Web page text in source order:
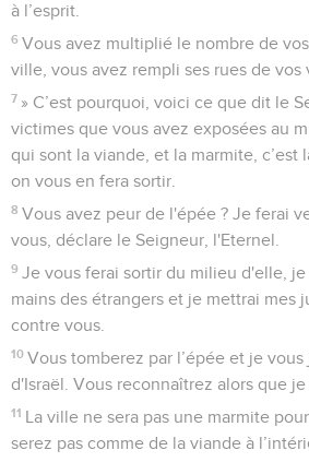
à l’esprit.
6 Vous avez multiplié le nombre de
ville, vous avez rempli ses rues de vos
7 » C’est pourquoi, voici ce que dit le
victimes que vous avez exposées au
qui sont la viande, et la marmite, c’est
on vous en fera sortir.
8 Vous avez peur de l'épée ? Je ferai
vous, déclare le Seigneur, l'Eternel.
9 Je vous ferai sortir du milieu d'elle,
mains des étrangers et je mettrai mes
contre vous.
10 Vous tomberez par l’épée et je
d'Israël. Vous reconnaîtrez alors que je
11 La ville ne sera pas une marmite
serez pas comme de la viande à